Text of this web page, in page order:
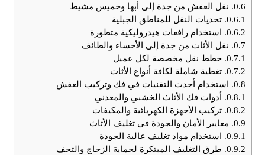
0.6. نقل العفش من جدة إلى أبها وخميس مشيط
0.6.1. تحديات النقل للمناطق الجبلية
0.6.2. استخدام رافعات هيدروليكية متطورة
0.7. نقل الأثاث من جدة إلى الأحساء والطائف
0.7.1. خطط نقل مخصصة لكل عميل
0.7.2. تغطية شاملة لكافة أنواع الأثاث
0.8. استخدام أحدث التقنيات في فك وتركيب العفش
0.8.1. أدوات فك الأثاث الخشبي والمعدني
0.8.2. تركيب الأجهزة الكهربائية والمكيفات
0.9. معايير الأمان والجودة في تغليف الأثاث
0.9.1. استخدام مواد تغليف عالية الجودة
0.9.2. طرق التغليف المبتكرة لحماية الزجاج والتحف